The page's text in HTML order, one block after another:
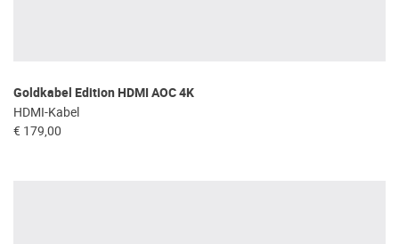
Goldkabel Edition HDMI AOC 4K
HDMI-Kabel
€ 179,00